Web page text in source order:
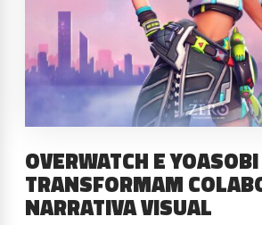
OVERWATCH E YOASOBI
TRANSFORMAM
NARRATIVA VISUAL